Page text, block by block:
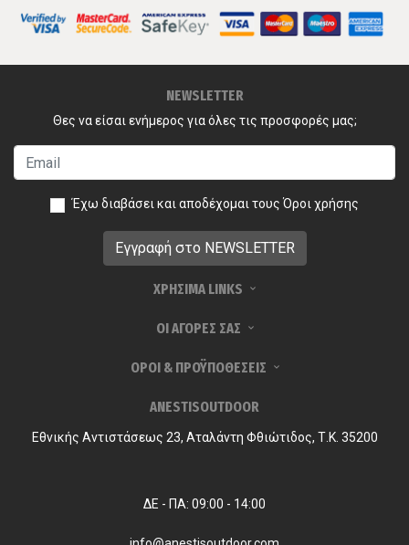
NEWSLETTER
Θες να είσαι ενήμερος για όλες τις προσφορές μας;
Έχω διαβάσει και αποδέχομαι τους Όροι χρήσης
ΧΡΗΣΙΜΑ LINKS
ΟΙ ΑΓΟΡΕΣ ΣΑΣ
ΟΡΟΙ & ΠΡΟΫΠΟΘΕΣΕΙΣ
ANESTISOUTDOOR
Εθνικής Αντιστάσεως 23, Αταλάντη Φθιώτιδος, Τ.Κ. 35200
ΔΕ - ΠΑ: 09:00 - 14:00